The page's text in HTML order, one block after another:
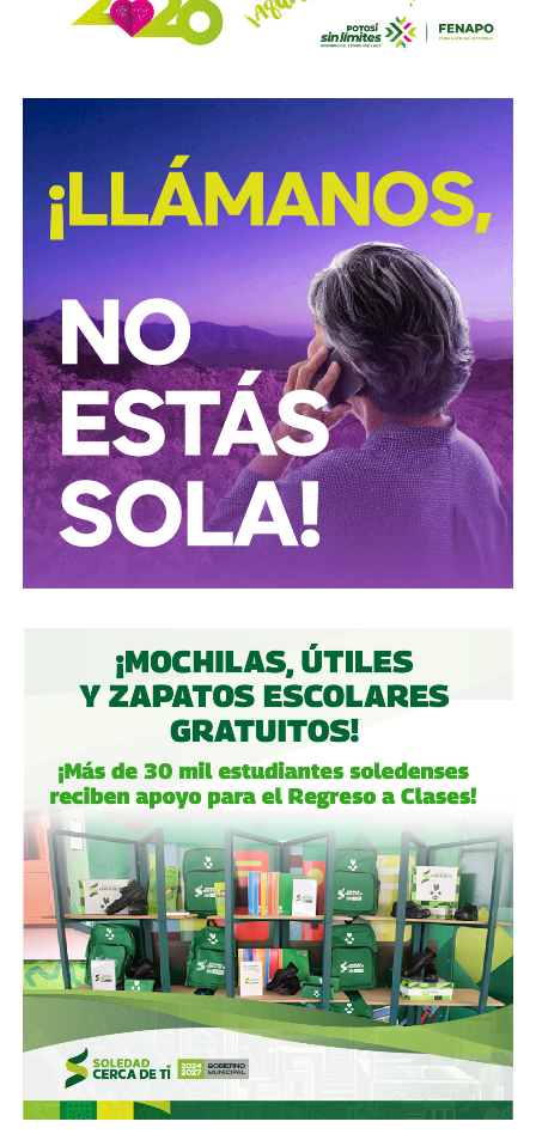
compartieron videos, que criticaron al
conductores hacia peatones
(como si eso no fuera pan
de cada día), ¿por qué no acompañaron sus post con un
“circule con cuidado”, “cumpla con lo establecido”,
“respete al peatón”?
A mis colegas de los medios: falta para el 2027, no
empecemos desde ya a
querer caerle mejor al que
todavía no saben si va a seguir en el poder, hagamos
periodismo útil, no crítica en busca de likes.
Conductores:respeten al peatón.Peatones:no usen el
móvil mientras cruzan las calles, ni intenten ganarle al
semáforo.Ciclistas:
hay solo 3 ciclovías, pero usémoslas
correctamente.
Autoridades:hagan su trabajo, pero háganlo bien, y no
descuiden lo que hicieron antes por centrarse solo en
obras nuevas.
personas se sientan más seguras entrando a un parque
bajo su cuidado, para evitar accidentes en una calle, de una
ciudad que también es parte del estado.
Gobierno municipal:no se apresuren por hacer cosas
solo de cara a la contienda electoral, échenle ganas y
háganlas bien, respeten los tiempos, informen
oportunamente a los usuarios de las vialidades.
Ya aprovechando,revisen las señales de tránsito de la
zona, que necesitan mantenimiento, y luego dense una
vuelta por la ciudad:hay banquetas que son
estacionamientos, hay ciclovías intransitables, hay
peatones en riesgoporque los conductores no siguen el
reglamento.
En pocas palabras,bajemos todos la velocidad… en